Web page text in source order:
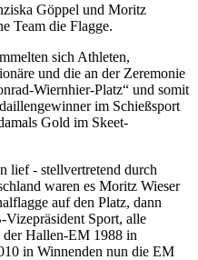
Göppel und Moritz
Team die Flagge.
sich Athleten,
und die an der Zeremonie
Wiernhier-Platz“ und somit
im Schießsport
Gold im Skeet-
lief - stellvertretend durch
waren es Moritz Wieser
auf den Platz, dann
Vizepräsident Sport, alle
der Hallen-EM 1988 in
in Winnenden nun die EM